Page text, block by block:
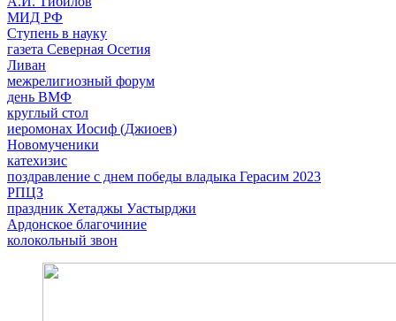
МИД РФ
Ступень в науку
газета Северная Осетия
Ливан
межрелигиозный форум
день ВМФ
круглый стол
иеромонах Иосиф (Джиоев)
Новомученики
катехизис
поздравление с днем победы владыка Герасим 2023
РПЦЗ
праздник Хетаджы Уастырджи
Ардонское благочиние
колокольный звон